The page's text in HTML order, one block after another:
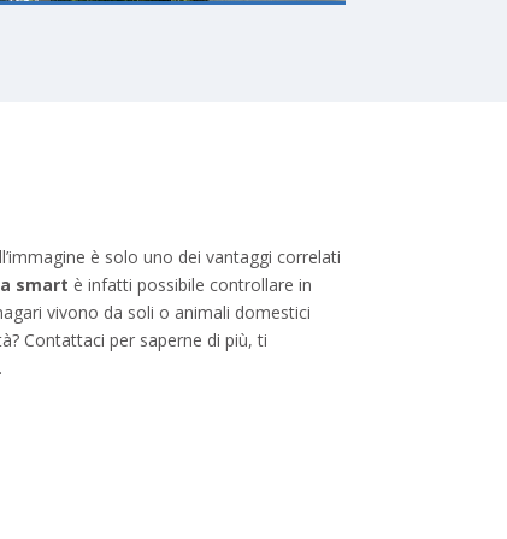
è solo uno dei vantaggi correlati
smart è infatti possibile controllare in
vivono da soli o animali domestici
Contattaci per saperne di più, ti
.